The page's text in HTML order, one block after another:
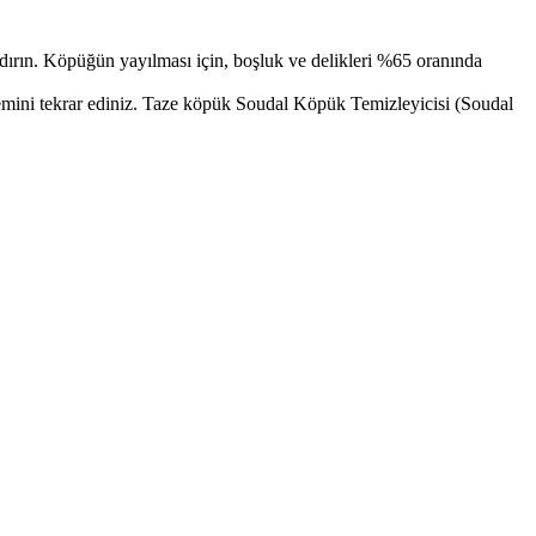
Köpüğün yayılması için, boşluk ve delikleri %65 oranında
tekrar ediniz. Taze köpük Soudal Köpük Temizleyicisi (Soudal